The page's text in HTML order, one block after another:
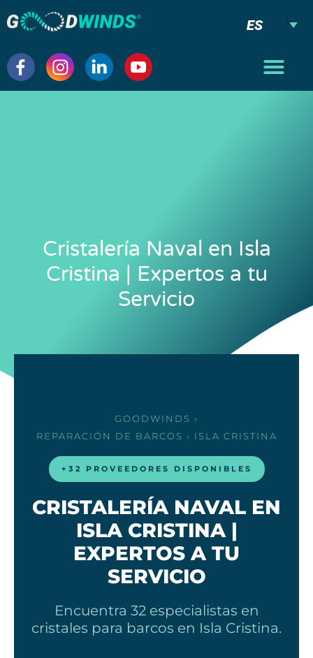
ES
Cristalería Naval en Isla
Cristina | Expertos a tu
Servicio
GOODWINDS ›
REPARACIÓN DE BARCOS › ISLA CRISTINA
+32 PROVEEDORES DISPONIBLES
CRISTALERÍA NAVAL EN
ISLA CRISTINA |
EXPERTOS A TU
SERVICIO
Encuentra 32 especialistas en
cristales para barcos en Isla Cristina.